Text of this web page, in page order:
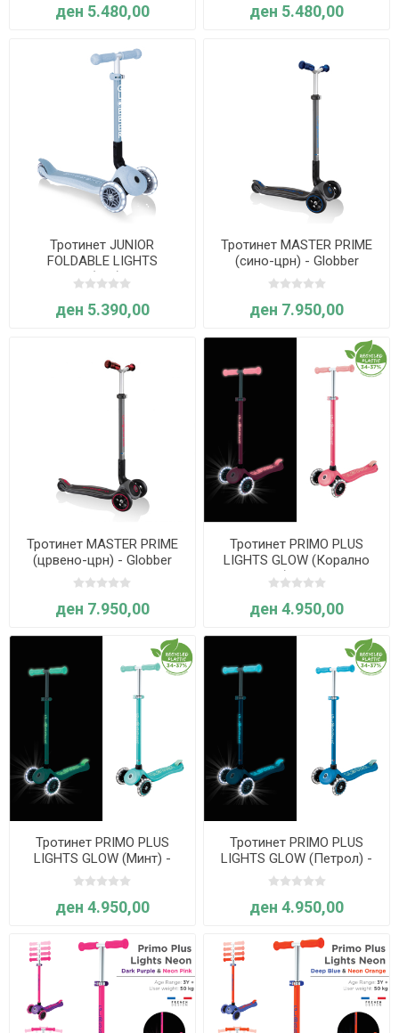
ден 5.480,00 ден 5.480,00
Тротинет JUNIOR
FOLDABLE LIGHTS
ECOLOGIC (син) - Globber
ден 5.390,00
Тротинет MASTER PRIME
(сино-црн) - Globber
ден 7.950,00
Тротинет MASTER PRIME
(црвено-црн) - Globber
ден 7.950,00
Тротинет PRIMO PLUS
LIGHTS GLOW (Корално
розов) - Globber
ден 4.950,00
Тротинет PRIMO PLUS
LIGHTS GLOW (Минт) -
Globber
ден 4.950,00
Тротинет PRIMO PLUS
LIGHTS GLOW (Петрол) -
Globber
ден 4.950,00